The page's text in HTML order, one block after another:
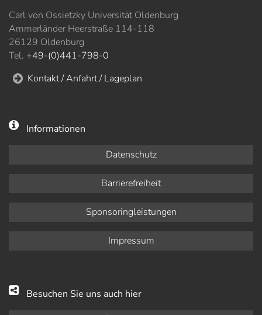
Carl von Ossietzky Universität Oldenburg
Ammerländer Heerstraße 114-118
26129 Oldenburg
Tel. +49-(0)441-798-0
Kontakt / Anfahrt / Lageplan
Informationen
Datenschutz
Barrierefreiheit
Sponsoringleistungen
Impressum
Besuchen Sie uns auch hier